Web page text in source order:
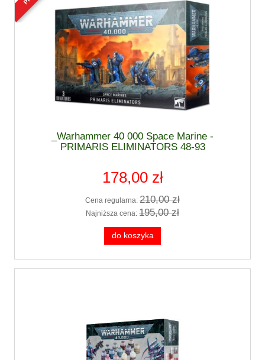
_Warhammer 40 000 Space Marine -
PRIMARIS ELIMINATORS 48-93
178,00 zł
Cena regularna: 210,00 zł
Najniższa cena: 195,00 zł
do koszyka